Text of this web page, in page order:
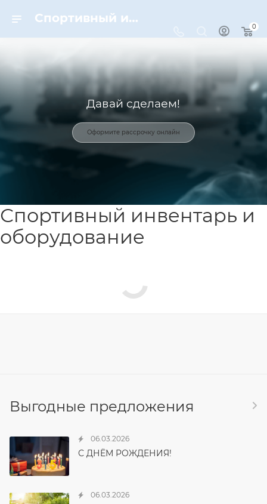
Спортивный инвентарь и оборудование для спорта в Москве | Dynamic-Sport
0
Давай сделаем!
Оформите рассрочку онлайн
Спортивный инвентарь и
оборудование
Выгодные предложения
06.03.2026
С ДНЁМ РОЖДЕНИЯ!
06.03.2026